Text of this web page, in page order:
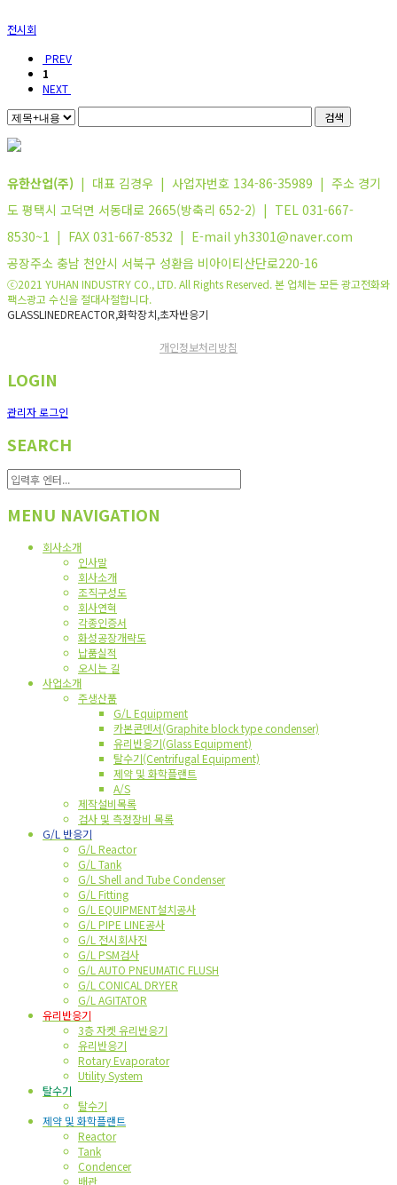
전시회
PREV
1
NEXT
검색
유한산업(주) | 대표 김경우 | 사업자번호 134-86-35989 | 주소 경기
도 평택시 고덕면 서동대로 2665(방축리 652-2) | TEL 031-667-
8530~1 | FAX 031-667-8532 | E-mail yh3301@naver.com
공장주소 충남 천안시 서북구 성환읍 비아이티산단로220-16
ⓒ2021 YUHAN INDUSTRY CO., LTD. All Rights Reserved. 본 업체는 모든 광고전화와
팩스광고 수신을 절대사절합니다.
GLASSLINEDREACTOR,화학장치,초자반응기
개인정보처리방침
LOGIN
관리자 로그인
SEARCH
MENU NAVIGATION
회사소개
인사말
회사소개
조직구성도
회사연혁
각종인증서
화성공장개략도
납품실적
오시는 길
사업소개
주생산품
G/L Equipment
카본콘덴서(Graphite block type condenser)
유리반응기(Glass Equipment)
탈수기(Centrifugal Equipment)
제약 및 화학플랜트
A/S
제작설비목록
검사 및 측정장비 목록
G/L 반응기
G/L Reactor
G/L Tank
G/L Shell and Tube Condenser
G/L Fitting
G/L EQUIPMENT설치공사
G/L PIPE LINE공사
G/L 전시회사진
G/L PSM검사
G/L AUTO PNEUMATIC FLUSH
G/L CONICAL DRYER
G/L AGITATOR
유리반응기
3층 자켓 유리반응기
유리반응기
Rotary Evaporator
Utility System
탈수기
탈수기
제약 및 화학플랜트
Reactor
Tank
Condencer
배관